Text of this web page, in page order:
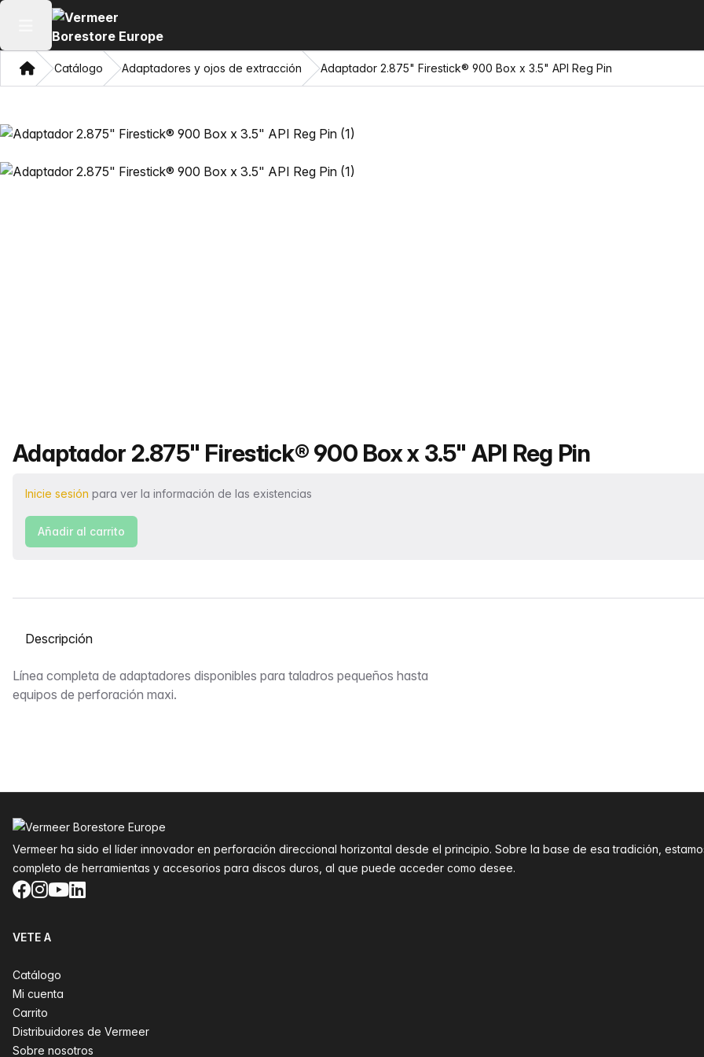
Abrir menú principal
HogarCatálogo Adaptadores y ojos de extracción Adaptador 2.875" Firestick® 900 Box x 3.5" API Reg Pin
Nombre del producto
Adaptador 2.875" Firestick® 900 Box x 3.5" API Reg Pin
Inicie sesión para ver la información de las existencias
Añadir al carrito
Seleccione una pestaña
Descripción
Línea completa de adaptadores disponibles para taladros pequeños hasta
equipos de perforación maxi.
Vermeer ha sido el líder innovador en perforación direccional horizontal desde el principio. Sobre la base de esa tradición,
completo de herramientas y accesorios para discos duros, al que puede acceder como desee.
Facebook
Instagram
YouTube
LinkedIn
VETE A
Catálogo
Mi cuenta
Carrito
Distribuidores de Vermeer
Sobre nosotros